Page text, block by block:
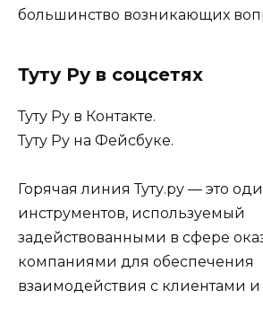
большинство возникающих
Туту Ру в соцсетях
Туту Ру в Контакте.
Туту Ру на Фейсбуке.
Горячая линия Туту.ру — это
инструментов, используемый
задействованными в сфере
компаниями для обеспечения
взаимодействия с клиентами